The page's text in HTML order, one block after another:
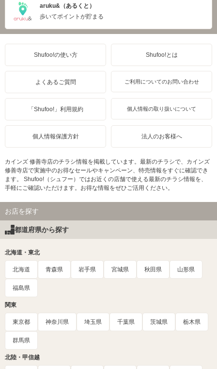
aruku&（あるくと）
歩いてポイントが貯まる
Shufoo!の使い方 Shufoo!とは
よくあるご質問 ご利用についてのお問い合わせ
「Shufoo!」利用規約 個人情報の取り扱いについて
個人情報保護方針 法人のお客様へ
カインズ 修善寺店のチラシ情報を掲載しています。最新のチラシで、カインズ
修善寺店で実施中のお得なセールやキャンペーン、特売情報をすぐに確認でき
ます。 Shufoo!（シュフー）ではお近くの店舗で使える最新のチラシ情報を、
手軽にご確認いただけます。お得な情報をぜひご活用ください。
お店を探す
都道府県から探す
北海道・東北
北海道 青森県 岩手県 宮城県 秋田県 山形県
福島県
関東
東京都 神奈川県 埼玉県 千葉県 茨城県 栃木県
群馬県
北陸・甲信越